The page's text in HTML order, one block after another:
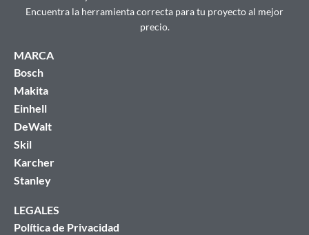
Encuentra la herramienta correcta para tu proyecto al mejor
precio.
MARCA
Bosch
Makita
Einhell
DeWalt
Skil
Karcher
Stanley
LEGALES
Política de Privacidad